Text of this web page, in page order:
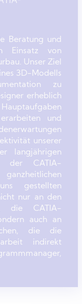
Beratung und
Einsatz von
Unser Ziel
3D-Modells
zu
erheblich
und
unserer
langjährigen
der CATIA-
gestellten
nur an den
die CATIA-
auch an
die die
indirekt